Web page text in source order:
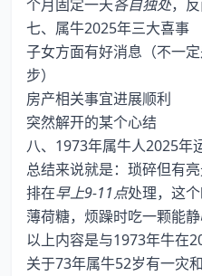
个月固定一天各自独处，
七、属牛2025年三大喜事
子女方面有好消息（不一
步）
房产相关事宜进展顺利
突然解开的某个心结
八、1973年属牛人2025年
总结来说就是：琐碎但有
排在早上9-11点处理，这
薄荷糖，烦躁时吃一颗能静
以上内容是与1973年牛在
关于73年属牛52岁有一灾